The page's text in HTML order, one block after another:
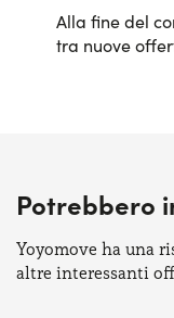
Alla fine del
tra nuove
Potrebbero
Yoyomove ha una
altre interessanti